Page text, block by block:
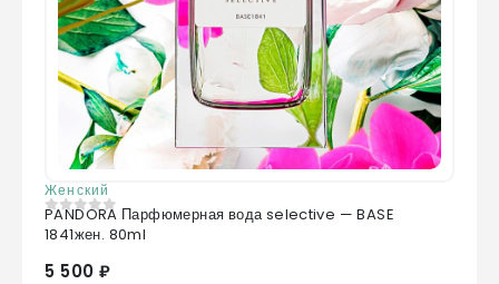
Женский
0 из 5
PANDORA Парфюмерная вода selective — BASE
1841жен. 80ml
5 500 ₽